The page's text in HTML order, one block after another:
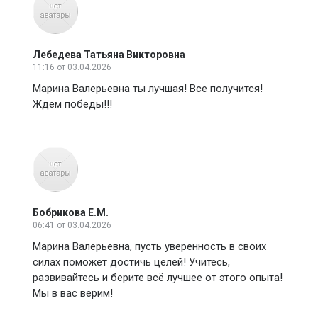
Лебедева Татьяна Викторовна
11:16 от 03.04.2026
Марина Валерьевна ты лучшая! Все получится!
Ждем победы!!!
Бобрикова Е.М.
06:41 от 03.04.2026
Марина Валерьевна, пусть уверенность в своих
силах поможет достичь целей! Учитесь,
развивайтесь и берите всё лучшее от этого опыта!
Мы в вас верим!